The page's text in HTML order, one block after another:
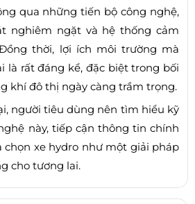
qua những tiến bộ công nghệ,
nghiêm ngặt và hệ thống cảm
thời, lợi ích môi trường mà
là rất đáng kể, đặc biệt trong bối
khí đô thị ngày càng trầm trọng.
người tiêu dùng nên tìm hiểu kỹ
này, tiếp cận thông tin chính
chọn xe hydro như một giải pháp
cho tương lai.